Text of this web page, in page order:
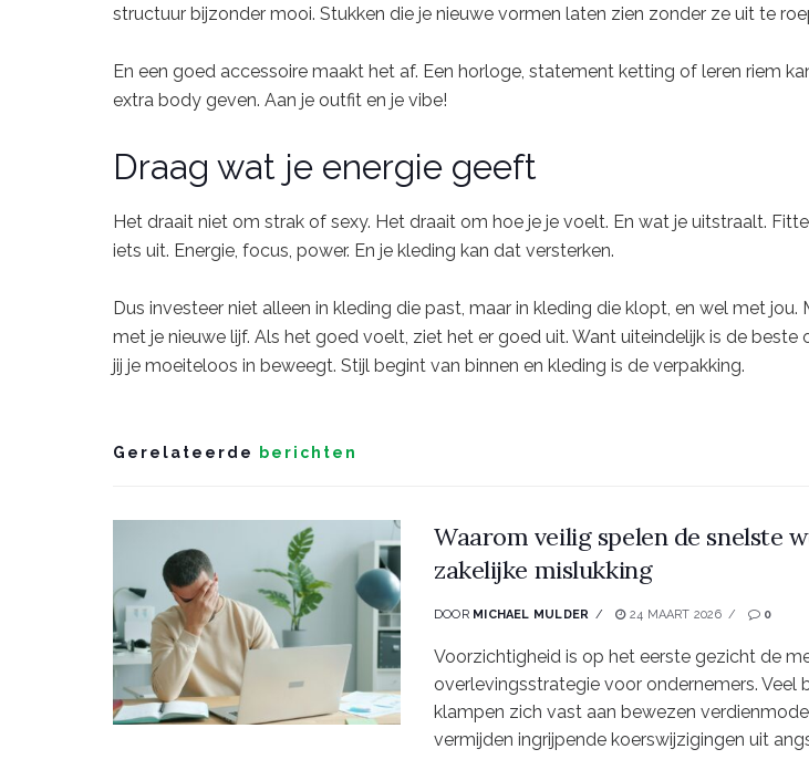
structuur bijzonder mooi. Stukken die je nieuwe vormen laten zien zonder ze uit te
En een goed accessoire maakt het af. Een horloge, statement ketting of leren riem
extra body geven. Aan je outfit en je vibe!
Draag wat je energie geeft
Het draait niet om strak of sexy. Het draait om hoe je je voelt. En wat je uitstraalt.
iets uit. Energie, focus, power. En je kleding kan dat versterken.
Dus investeer niet alleen in kleding die past, maar in kleding die klopt, en wel met jou.
met je nieuwe lijf. Als het goed voelt, ziet het er goed uit. Want uiteindelijk is de beste
jij je moeiteloos in beweegt. Stijl begint van binnen en kleding is de verpakking.
Gerelateerde berichten
Waarom veilig spelen de snelste
zakelijke mislukking
DOOR MICHAEL MULDER 24 MAART 2026 0
Voorzichtigheid is op het eerste gezicht de
overlevingsstrategie voor ondernemers. Veel
klampen zich vast aan bewezen
vermijden ingrijpende koerswijzigingen uit